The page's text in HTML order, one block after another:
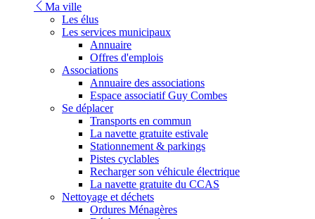
Ma ville
Les élus
Les services municipaux
Annuaire
Offres d'emplois
Associations
Annuaire des associations
Espace associatif Guy Combes
Se déplacer
Transports en commun
La navette gratuite estivale
Stationnement & parkings
Pistes cyclables
Recharger son véhicule électrique
La navette gratuite du CCAS
Nettoyage et déchets
Ordures Ménagères